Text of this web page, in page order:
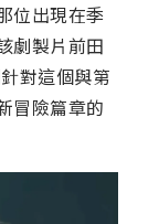
位出現在季
劇製片前田
對這個與第
冒險篇章的